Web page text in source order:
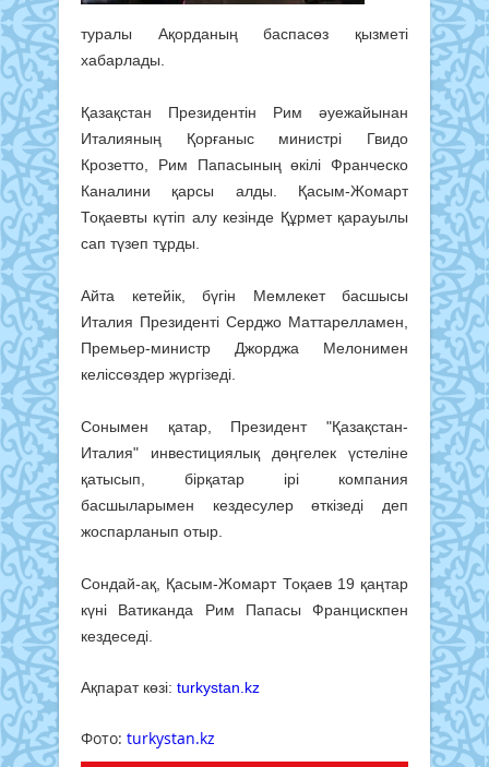
туралы Ақорданың баспасөз қызметі
хабарлады.
Қазақстан Президентін Рим әуежайынан
Италияның Қорғаныс министрі Гвидо
Крозетто, Рим Папасының өкілі Франческо
Каналини қарсы алды. Қасым-Жомарт
Тоқаевты күтіп алу кезінде Құрмет қарауылы
сап түзеп тұрды.
Айта кетейік, бүгін Мемлекет басшысы
Италия Президенті Серджо Маттарелламен,
Премьер-министр Джорджа Мелонимен
келіссөздер жүргізеді.
Сонымен қатар, Президент "Қазақстан-
Италия" инвестициялық дөңгелек үстеліне
қатысып, бірқатар ірі компания
басшыларымен кездесулер өткізеді деп
жоспарланып отыр.
Сондай-ақ, Қасым-Жомарт Тоқаев 19 қаңтар
күні Ватиканда Рим Папасы Францискпен
кездеседі.
Ақпарат көзі: turkystan.kz
Фото: ​ turkystan.kz